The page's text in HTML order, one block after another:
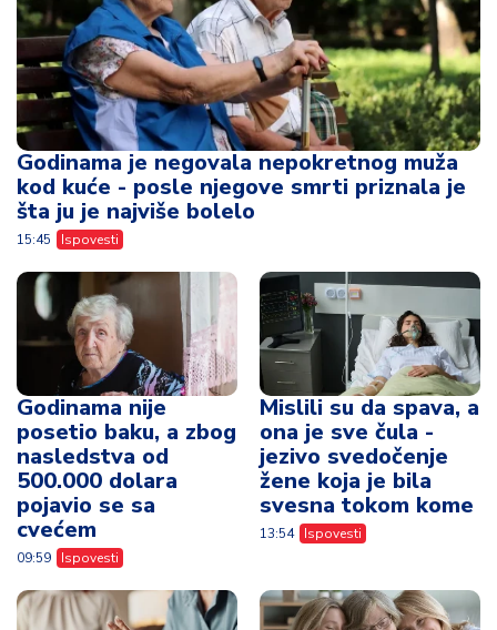
Godinama je negovala nepokretnog muža
kod kuće - posle njegove smrti priznala je
šta ju je najviše bolelo
15:45 Ispovesti
Godinama nije
posetio baku, a zbog
nasledstva od
500.000 dolara
pojavio se sa
cvećem
09:59 Ispovesti
Mislili su da spava, a
ona je sve čula -
jezivo svedočenje
žene koja je bila
svesna tokom kome
13:54 Ispovesti